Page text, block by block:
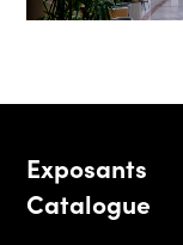
Exposants
Catalogue